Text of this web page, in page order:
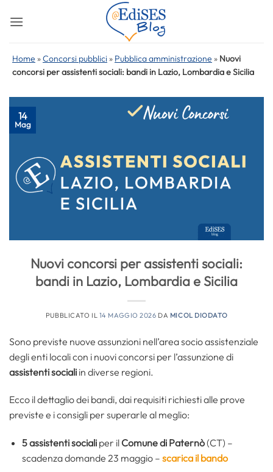
Home »Concorsi pubblici » Pubblica amministrazione » Nuovi
concorsi per assistenti sociali: bandi in Lazio, Lombardia e Sicilia
14
Mag
Nuovi concorsi per assistenti sociali:
bandi in Lazio, Lombardia e Sicilia
PUBBLICATO IL 14 MAGGIO 2026 DA MICOL DIODATO
Sono previste nuove assunzioni nell’area socio assistenziale
degli enti locali con i nuovi concorsi per l’assunzione di
assistenti sociali in diverse regioni.
Ecco il dettaglio dei bandi, dai requisiti richiesti alle prove
previste e i consigli per superarle al meglio:
5 assistenti socialiper il Comune di Paternò(CT) –
scadenza domande 23 maggio – scarica il bando